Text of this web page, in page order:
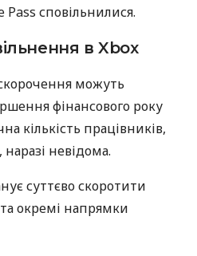
Pass сповільнилися.
в Xbox
можуть
фінансового року
кількість працівників,
невідома.
суттєво скоротити
окремі напрямки